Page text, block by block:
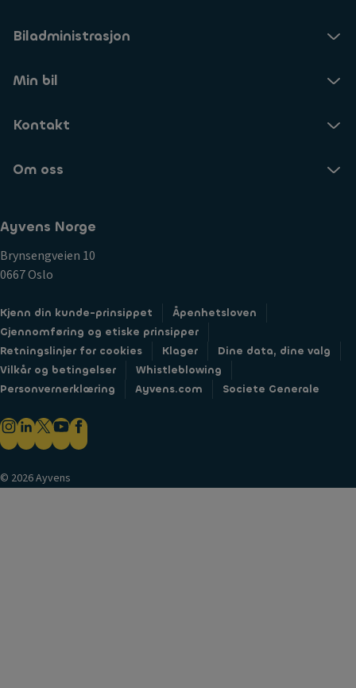
Biladministrasjon
Min bil
Kontakt
Om oss
Ayvens Norge
Brynsengveien 10
0667 Oslo
Kjenn din kunde-prinsippet
Åpenhetsloven
Gjennomføring og etiske prinsipper
Retningslinjer for cookies
Klager
Dine data, dine valg
Vilkår og betingelser
Whistleblowing
Personvernerklæring
Ayvens.com Societe Generale
© 2026 Ayvens